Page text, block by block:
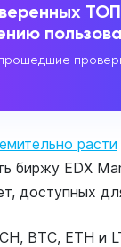
ТОП
расти
биржу EDX
доступных
BTC, ETH и